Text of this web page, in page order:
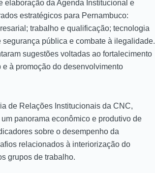
elaboração da Agenda Institucional e
estratégicos para Pernambuco:
trabalho e qualificação; tecnologia
pública e combate à ilegalidade.
sugestões voltadas ao fortalecimento
à promoção do desenvolvimento
de Relações Institucionais da CNC,
panorama econômico e produtivo de
sobre o desempenho da
relacionados à interiorização do
grupos de trabalho.